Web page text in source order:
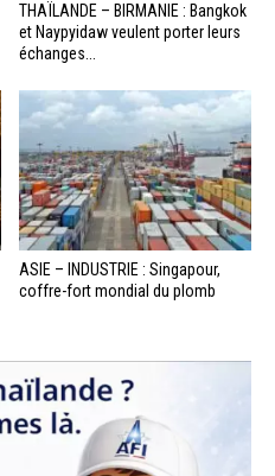
THAÏLANDE – BIRMANIE : Bangkok
et Naypyidaw veulent porter leurs
échanges...
ASIE – INDUSTRIE : Singapour,
coffre-fort mondial du plomb